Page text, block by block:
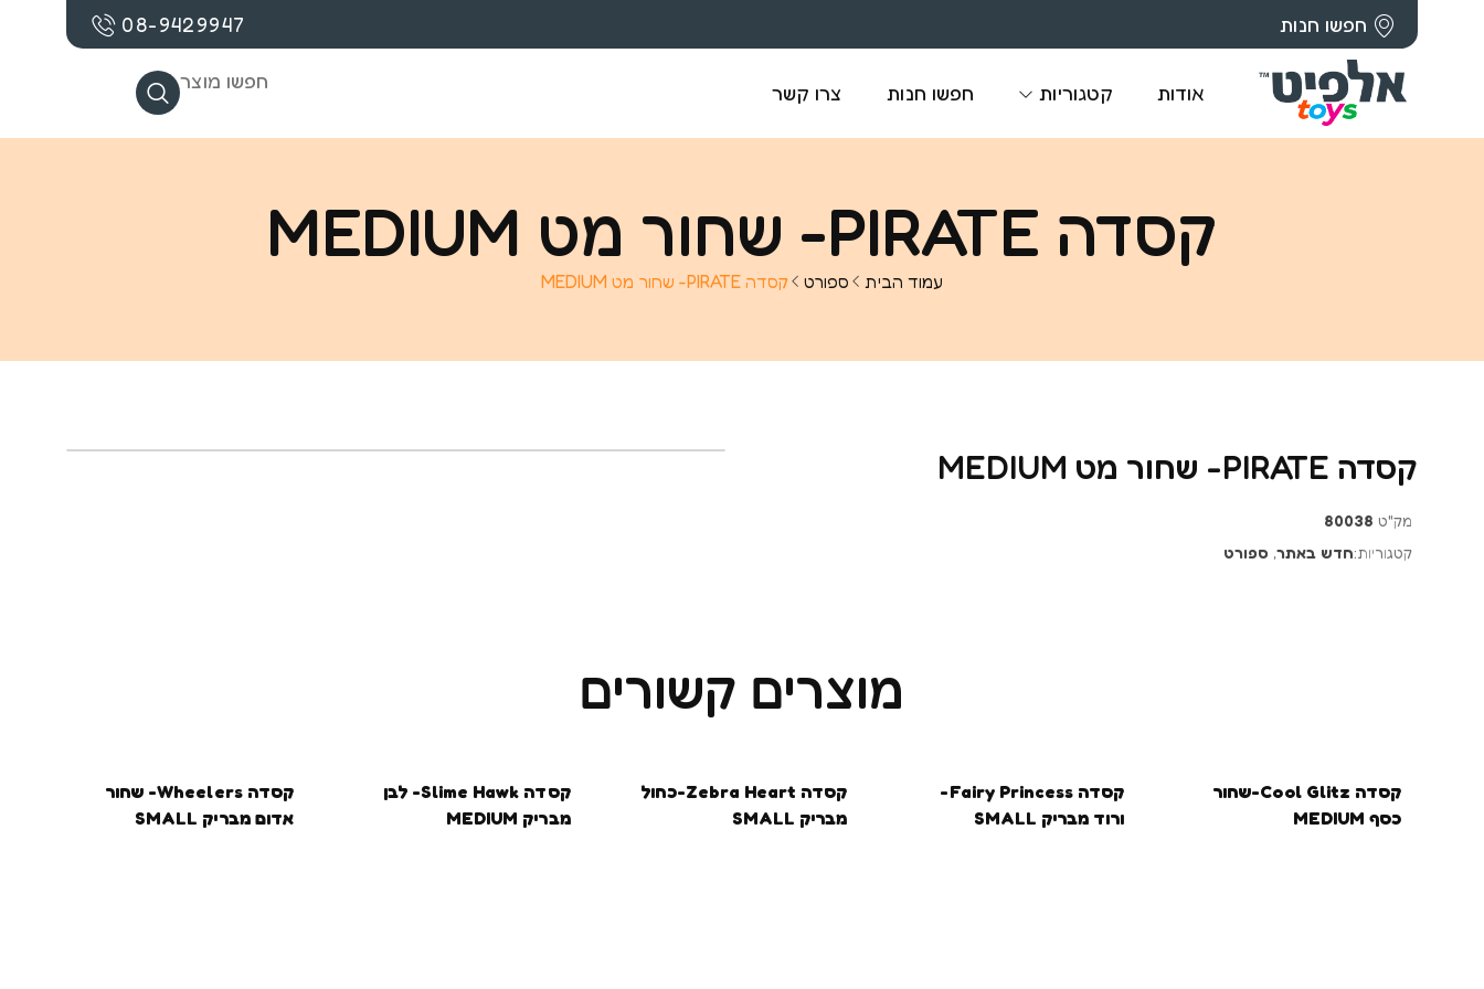
חפשו חנות 08-9429947
אודות קטגוריות חפשו חנות צרו קשר חפשו מוצר
קסדה PIRATE- שחור מט MEDIUM
עמוד הבית ספורט קסדה PIRATE- שחור מט MEDIUM
קסדה PIRATE- שחור מט MEDIUM
מק"ט 80038
קטגוריות:חדש באתר, ספורט
מוצרים קשורים
בקרובקסדה Cool Glitz-שחור
כסף MEDIUM
קסדה Fairy Princess-
ורוד מבריק SMALL
בקרוב
קסדה Zebra Heart-כחול
מבריק SMALL
בקרובקסדה Slime Hawk- לבן
מבריק MEDIUM
בקרובקסדה Wheelers- שחור
אדום מבריק SMALL